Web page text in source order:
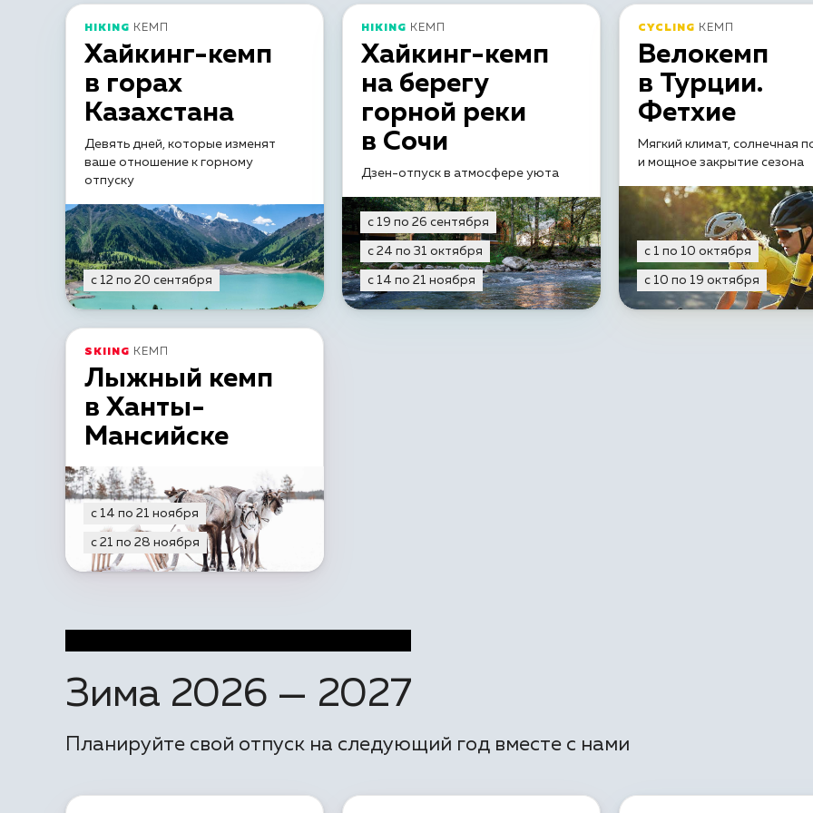
HIKING КЕМП
Хайкинг-кемп
в горах
Казахстана
Девять дней, которые изменят
ваше отношение к горному
отпуску
с 12 по 20 сентября
HIKING КЕМП
Хайкинг-кемп
на берегу
горной реки
в Сочи
Дзен-отпуск в атмосфере уюта
с 19 по 26 сентября
с 24 по 31 октября
с 14 по 21 ноября
CYCLING КЕМП
Велокемп
в Турции.
Фетхие
Мягкий климат, солнечная
и мощное закрытие сезона
с 1 по 10 октября
с 10 по 19 октября
SKIING КЕМП
Лыжный кемп
в Ханты-
Мансийске
с 14 по 21 ноября
с 21 по 28 ноября
Зима 2026 — 2027
Планируйте свой отпуск на следующий год вместе с нами